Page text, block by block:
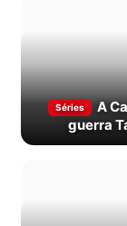
Séries
A
guerra